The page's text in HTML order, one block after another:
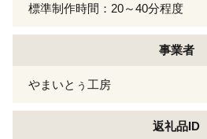
標準制作時間：20～40分程度
事業者
やまいとぅ工房
返礼品ID